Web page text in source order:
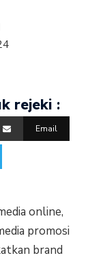
rejeki :
Email
online,
promosi
brand